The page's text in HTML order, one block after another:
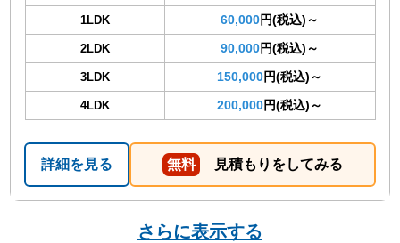
1LDK 60,000円(税込)～
2LDK 90,000円(税込)～
3LDK 150,000円(税込)～
4LDK 200,000円(税込)～
詳細を見る 無料 見積もりをしてみる
さらに表示する